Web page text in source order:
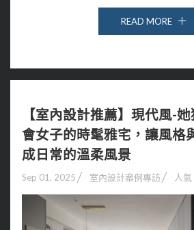
READ MORE
【室內設計推薦】現代風-
會女子的時髦雅宅，讓風格
成日常的溫柔風景
Sep 01, 2025 室內設計案例專訪 人